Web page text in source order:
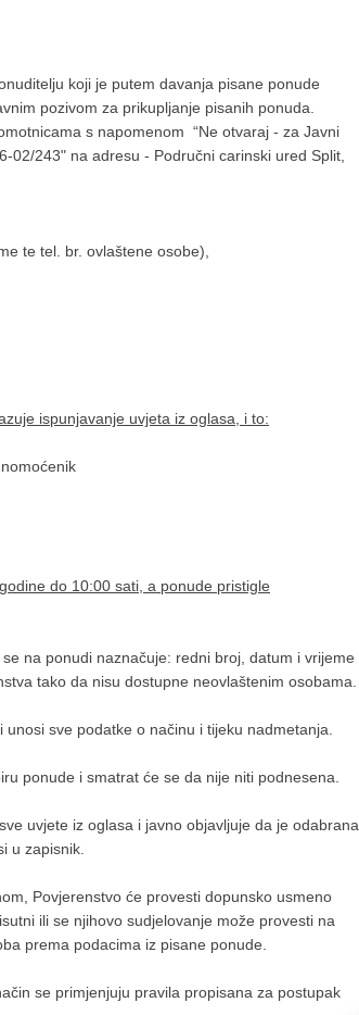
koji je putem davanja pisane ponude
pozivom za prikupljanje pisanih ponuda.
s napomenom “Ne otvaraj - za Javni
243" na adresu - Područni carinski ured Split,
te tel. br. ovlaštene osobe),
ispunjavanje uvjeta iz oglasa, i to:
do 10:00 sati, a ponude pristigle
na ponudi naznačuje: redni broj, datum i vrijeme
tako da nisu dostupne neovlaštenim osobama.
sve podatke o načinu i tijeku nadmetanja.
ponude i smatrat će se da nije niti podnesena.
uvjete iz oglasa i javno objavljuje da je odabrana
u zapisnik.
Povjerenstvo će provesti dopunsko usmeno
ili se njihovo sudjelovanje može provesti na
prema podacima iz pisane ponude.
se primjenjuju pravila propisana za postupak